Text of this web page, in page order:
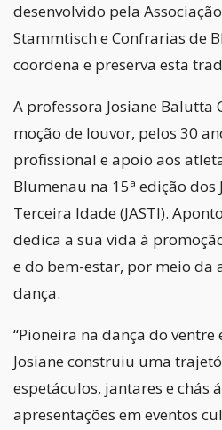
desenvolvido pela
Stammtisch e Confrarias de
coordena e preserva esta
A professora Josiane Balutta
moção de louvor, pelos 30
profissional e apoio aos
Blumenau na 15ª edição dos
Terceira Idade (JASTI).
dedica a sua vida à
e do bem-estar, por meio da
dança.
“Pioneira na dança do
Josiane construiu uma
espetáculos, jantares e chás
apresentações em eventos